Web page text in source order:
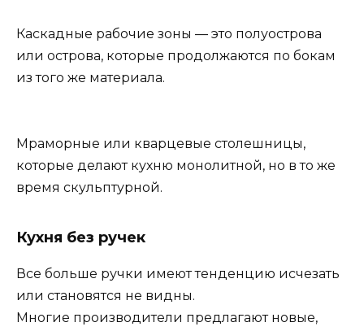
Каскадные рабочие зоны — это полуострова
или острова, которые продолжаются по бокам
из того же материала.
Мраморные или кварцевые столешницы,
которые делают кухню монолитной, но в то же
время скульптурной.
Кухня без ручек
Все больше ручки имеют тенденцию исчезать
или становятся не видны.
Многие производители предлагают новые,